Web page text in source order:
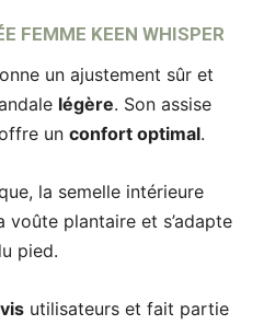
FEMME KEEN WHISPER
un ajustement sûr et
légère. Son assise
un confort optimal.
la semelle intérieure
plantaire et s’adapte
pied.
utilisateurs et fait partie